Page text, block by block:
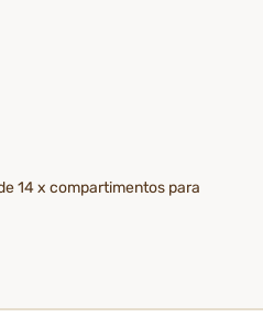
14 x compartimentos para